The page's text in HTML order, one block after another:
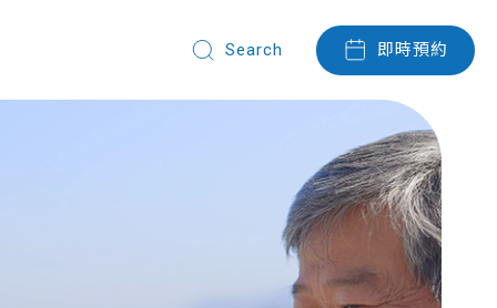
Search 即時預約